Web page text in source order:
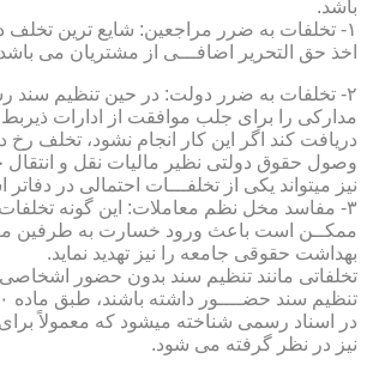
باشد.
۱- تخلفات به ضرر مراجعین: شایع ترین تخلف
اخذ حق التحریر اضافـــی از مشتریان می
۲- تخلفات به ضرر دولت: در حین تنظیم سند
مدارکی را برای جلب موافقت از ادارات
دریافت کند اگر این کار انجام نشود، تخلف رخ
وصول حقوق دولتی نظیر مالیات نقل و
نیز میتواند یکی از تخلفـــات احتمالی در
۳- مفاسد مخل نظم معاملات: این گونه تخلفات
ممکــن است باعث ورود خسارت به طرفین
بهداشت حقوقی جامعه را نیز تهدید نماید.
تخلفاتی مانند تنظیم سند بدون حضور اشخاصی
در اسناد رسمی شناخته میشود که معمولاً
نیز در نظر گرفته می شود.